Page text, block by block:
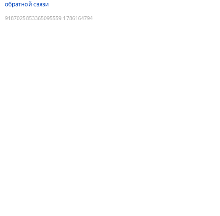
обратной связи
9187025853365095559:1786164794